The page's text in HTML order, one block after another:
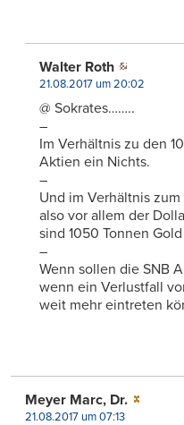
Walter Roth
21.08.2017 um 20:02
@ Sokrates……..
–
Im Verhältnis zu den
Aktien ein Nichts.
–
Und im Verhältnis
also vor allem der
sind 1050 Tonnen
–
Wenn sollen die SNB
wenn ein Verlustfall
weit mehr eintreten
Meyer Marc, Dr.
21.08.2017 um 07:13